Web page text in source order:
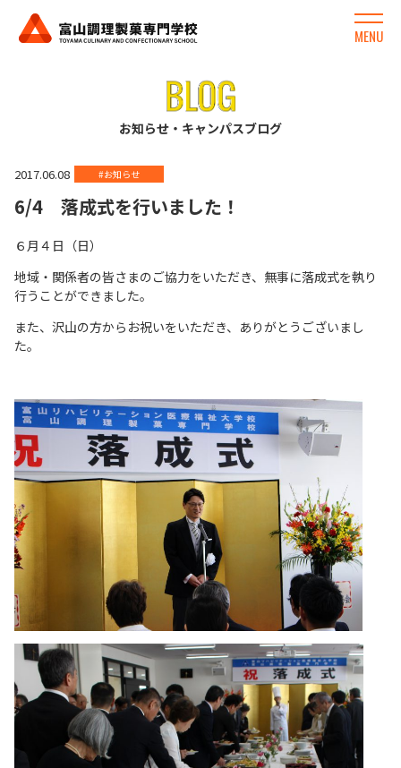
MENU
お知らせ・キャンパスブログ
2017.06.08 #お知らせ
6/4 落成式を行いました！
６月４日（日）
地域・関係者の皆さまのご協力をいただき、無事に落成式を執り
行うことができました。
また、沢山の方からお祝いをいただき、ありがとうございまし
た。